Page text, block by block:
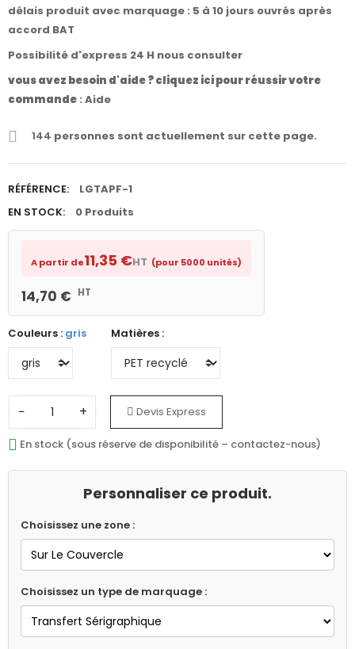
délais produit avec marquage : 5 à 10 jours ouvrés après
accord BAT
Possibilité d'express 24 H nous consulter
vous avez besoin d'aide ? cliquez ici pour réussir votre
commande : Aide
144 personnes sont actuellement sur cette page.
RÉFÉRENCE:
LGTAPF-1
EN STOCK:
0 Produits
A partir de11,35 €HT (pour 5000 unités)
14,70 € HT
Couleurs : gris Matières :
− + Devis Express
En stock (sous réserve de disponibilité – contactez-nous)
Personnaliser ce produit.
Choisissez une zone :
Choisissez un type de marquage :